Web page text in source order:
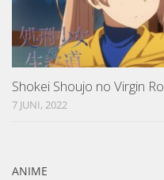
Shokei Shoujo no Virgin
7 JUNI, 2022
ANIME